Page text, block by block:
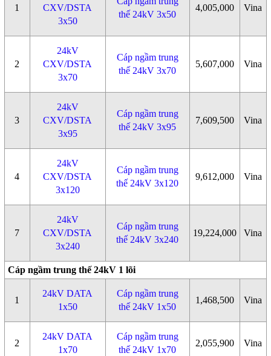
1
CXV/DSTA
3x50
thế 24kV 3x50
4,005,000 Vina
2
24kV
CXV/DSTA
3x70
Cáp ngầm trung
thế 24kV 3x70
5,607,000 Vina
3
24kV
CXV/DSTA
3x95
Cáp ngầm trung
thế 24kV 3x95
7,609,500 Vina
4
24kV
CXV/DSTA
3x120
Cáp ngầm trung
thế 24kV 3x120
9,612,000 Vina
7
24kV
CXV/DSTA
3x240
Cáp ngầm trung
thế 24kV 3x240
19,224,000 Vina
Cáp ngầm trung thế 24kV 1 lõi
1
24kV DATA
1x50
Cáp ngầm trung
thế 24kV 1x50
1,468,500 Vina
2
24kV DATA
1x70
Cáp ngầm trung
thế 24kV 1x70
2,055,900 Vina